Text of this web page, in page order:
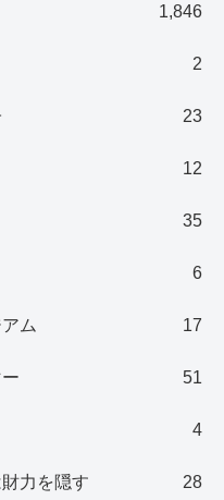
1,846
2
23
12
35
6
ム 17
51
4
力を隠す 28